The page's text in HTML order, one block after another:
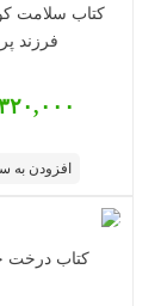
کتاب سلامت
فرزند
افزودن به
کتاب درخت